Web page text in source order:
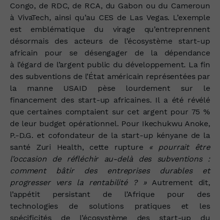
Congo, de RDC, de RCA, du Gabon ou du Cameroun
à VivaTech, ainsi qu’au CES de Las Vegas. L’exemple
est emblématique du virage qu’entreprennent
désormais des acteurs de l’écosystème start‑up
africain pour se désengager de la dépendance
à l’égard de l’argent public du développement. La fin
des subventions de l’État américain représentées par
la manne USAID pèse lourdement sur le
financement des start‑up africaines. Il a été révélé
que certaines comptaient sur cet argent pour 75 %
de leur budget opérationnel. Pour Ikechukwu Anoke,
P.‑D.G. et cofondateur de la start‑up kényane de la
santé Zuri Health, cette rupture
« pourrait être
l’occasion de réfléchir au‑delà des subventions :
comment bâtir des entreprises durables et
progresser vers la rentabilité ? »Autrement dit,
l’appétit persistant de l’Afrique pour des
technologies de solutions pratiques et les
spécificités de l’écosystème des start‑up du